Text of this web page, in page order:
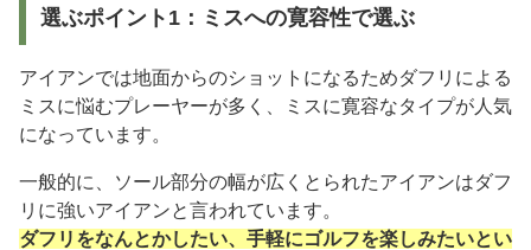
選ぶポイント1：ミスへの寛容性で選ぶ
アイアンでは地面からのショットになるためダフリによる
ミスに悩むプレーヤーが多く、ミスに寛容なタイプが人気
になっています。
一般的に、ソール部分の幅が広くとられたアイアンはダフ
リに強いアイアンと言われています。
ダフリをなんとかしたい、手軽にゴルフを楽しみたいとい